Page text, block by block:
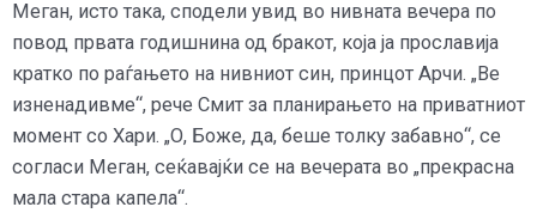
Меган, исто така, сподели увид во нивната вечера по
повод првата годишнина од бракот, која ја прославија
кратко по раѓањето на нивниот син, принцот Арчи. „Ве
изненадивме“, рече Смит за планирањето на приватниот
момент со Хари. „О, Боже, да, беше толку забавно“, се
согласи Меган, сеќавајќи се на вечерата во „прекрасна
мала стара капела“.